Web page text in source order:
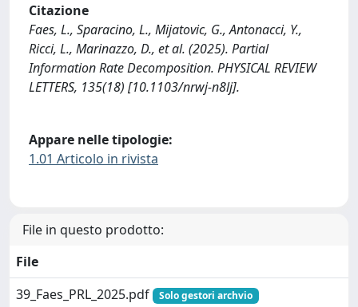
Citazione
Faes, L., Sparacino, L., Mijatovic, G., Antonacci, Y.,
Ricci, L., Marinazzo, D., et al. (2025). Partial
Information Rate Decomposition. PHYSICAL REVIEW
LETTERS, 135(18) [10.1103/nrwj-n8lj].
Appare nelle tipologie:
1.01 Articolo in rivista
File in questo prodotto:
File
39_Faes_PRL_2025.pdf
Solo gestori archvio